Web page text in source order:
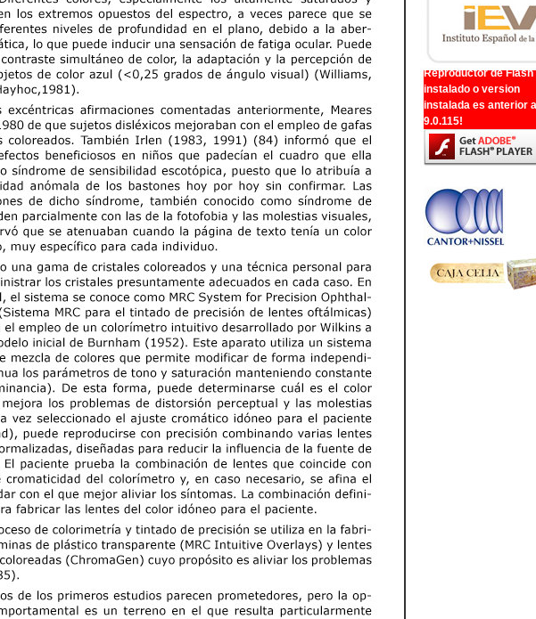
Reproductor de Flash
instalado o version
instalada es anterior a
9.0.115!